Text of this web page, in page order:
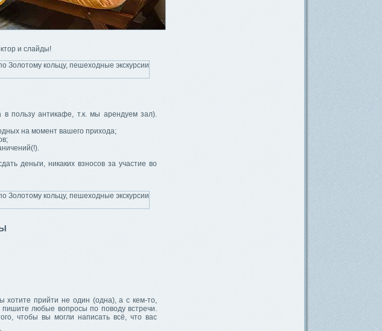
и слайды!
в пользу антикафе, т.к. мы арендуем зал).
на момент вашего прихода;
деньги, никаких взносов за участие во
хотите прийти не один (одна), а с кем-то,
любые вопросы по поводу встречи.
чтобы вы могли написать всё, что вас